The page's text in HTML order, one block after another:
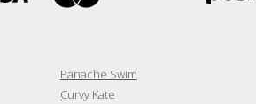
Panache Swim
Curvy Kate